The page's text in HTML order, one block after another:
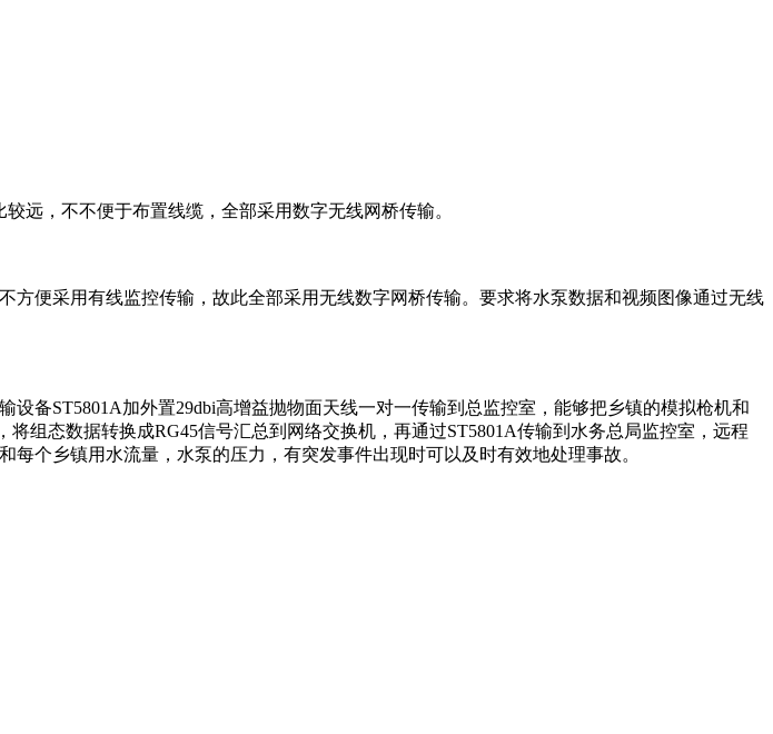
远，不不便于布置线缆，全部采用数字无线网桥传输。
便采用有线监控传输，故此全部采用无线数字网桥传输。要求将水泵数据和视频图像通过无线
备ST5801A加外置29dbi高增益抛物面天线一对一传输到总监控室，能够把乡镇的模拟枪机和
组态数据转换成RG45信号汇总到网络交换机，再通过ST5801A传输到水务总局监控室，远程
个乡镇用水流量，水泵的压力，有突发事件出现时可以及时有效地处理事故。